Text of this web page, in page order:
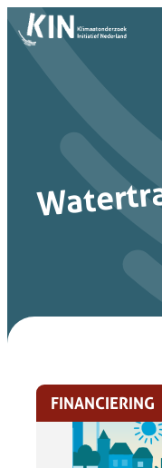
FINANCIERING